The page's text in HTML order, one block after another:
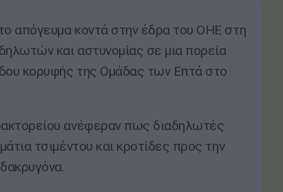
απόγευμα κοντά στην έδρα του ΟΗΕ στη
και αστυνομίας σε μια πορεία
κορυφής της Ομάδας των Επτά στο
ανέφεραν πως διαδηλωτές
τσιμέντου και κροτίδες προς την